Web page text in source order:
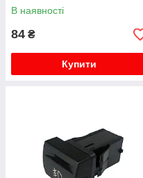
В наявності
84 ₴
Купити